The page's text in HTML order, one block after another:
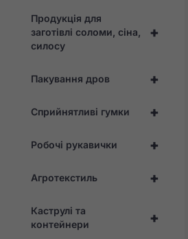
+
Продукція для
заготівлі соломи, сіна,
силосу
+
Пакування дров
+
Сприйнятливі гумки
+
Робочі рукавички
+
Агротекстиль
+
Каструлі та
контейнери